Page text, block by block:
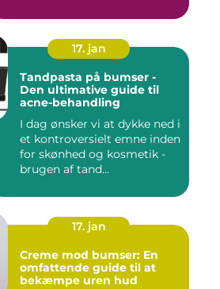
17. jan
Tandpasta på bumser -
Den ultimative guide til
acne-behandling
I dag ønsker vi at dykke ned i
et kontroversielt emne inden
for skønhed og kosmetik -
brugen af tand...
17. jan
Creme mod bumser: En
omfattende guide til at
bekæmpe uren hud